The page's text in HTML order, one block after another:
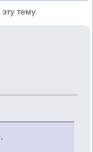
тема
(Прочитано
тему.